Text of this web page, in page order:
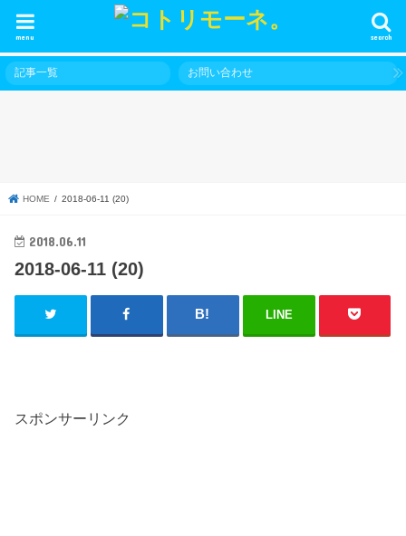
search
menu
記事一覧 お問い合わせ
HOME 2018-06-11 (20)
2018.06.11
2018-06-11 (20)
LINE
スポンサーリンク